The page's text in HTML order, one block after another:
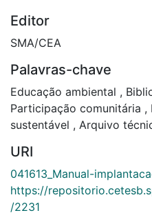
Editor
SMA/CEA
Palavras-chave
Educação ambiental ,
Participação comunitária ,
sustentável , Arquivo
URI
041613_Manual-
https://
/2231